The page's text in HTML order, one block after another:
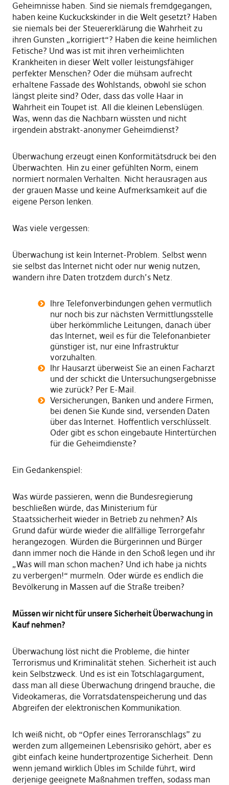
Geheimnisse haben. Sind sie niemals fremdgegangen,
haben keine Kuckuckskinder in die Welt gesetzt? Haben
sie niemals bei der Steuererklärung die Wahrheit zu
ihren Gunsten „korrigiert“? Haben die keine heimlichen
Fetische? Und was ist mit ihren verheimlichten
Krankheiten in dieser Welt voller leistungsfähiger
perfekter Menschen? Oder die mühsam aufrecht
erhaltene Fassade des Wohlstands, obwohl sie schon
längst pleite sind? Oder, dass das volle Haar in
Wahrheit ein Toupet ist. All die kleinen Lebenslügen.
Was, wenn das die Nachbarn wüssten und nicht
irgendein abstrakt-anonymer Geheimdienst?
Überwachung erzeugt einen Konformitätsdruck bei den
Überwachten. Hin zu einer gefühlten Norm, einem
normiert normalen Verhalten. Nicht herausragen aus
der grauen Masse und keine Aufmerksamkeit auf die
eigene Person lenken.
Was viele vergessen:
Überwachung ist kein Internet-Problem. Selbst wenn
sie selbst das Internet nicht oder nur wenig nutzen,
wandern ihre Daten trotzdem durch’s Netz.
Ihre Telefonverbindungen gehen vermutlich
nur noch bis zur nächsten Vermittlungsstelle
über herkömmliche Leitungen, danach über
das Internet, weil es für die Telefonanbieter
günstiger ist, nur eine Infrastruktur
vorzuhalten.
Ihr Hausarzt überweist Sie an einen Facharzt
und der schickt die Untersuchungsergebnisse
wie zurück? Per E-Mail.
Versicherungen, Banken und andere Firmen,
bei denen Sie Kunde sind, versenden Daten
über das Internet. Hoffentlich verschlüsselt.
Oder gibt es schon eingebaute Hintertürchen
für die Geheimdienste?
Ein Gedankenspiel:
Was würde passieren, wenn die Bundesregierung
beschließen würde, das Ministerium für
Staatssicherheit wieder in Betrieb zu nehmen? Als
Grund dafür würde wieder die allfällige Terrorgefahr
herangezogen. Würden die Bürgerinnen und Bürger
dann immer noch die Hände in den Schoß legen und ihr
„Was will man schon machen? Und ich habe ja nichts
zu verbergen!“ murmeln. Oder würde es endlich die
Bevölkerung in Massen auf die Straße treiben?
Müssen wir nicht für unsere Sicherheit Überwachung in
Kauf nehmen?
Überwachung löst nicht die Probleme, die hinter
Terrorismus und Kriminalität stehen. Sicherheit ist auch
kein Selbstzweck. Und es ist ein Totschlagargument,
dass man all diese Überwachung dringend brauche, die
Videokameras, die Vorratsdatenspeicherung und das
Abgreifen der elektronischen Kommunikation.
Ich weiß nicht, ob “Opfer eines Terroranschlags” zu
werden zum allgemeinen Lebensrisiko gehört, aber es
gibt einfach keine hundertprozentige Sicherheit. Denn
wenn jemand wirklich Übles im Schilde führt, wird
derjenige geeignete Maßnahmen treffen, sodass man